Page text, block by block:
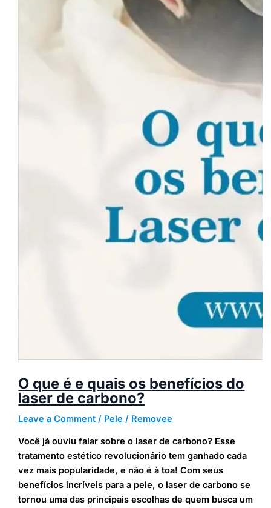
O que é e quais os benefícios do
laser de carbono?
Leave a Comment / Pele / Removee
Você já ouviu falar sobre o laser de carbono? Esse
tratamento estético revolucionário tem ganhado cada
vez mais popularidade, e não é à toa! Com seus
benefícios incríveis para a pele, o laser de carbono se
tornou uma das principais escolhas de quem busca um